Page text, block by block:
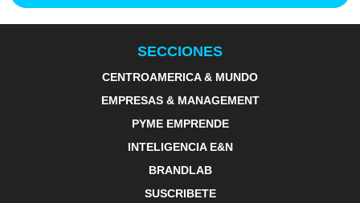
SECCIONES
CENTROAMERICA & MUNDO
EMPRESAS & MANAGEMENT
PYME EMPRENDE
INTELIGENCIA E&N
BRANDLAB
SUSCRIBETE